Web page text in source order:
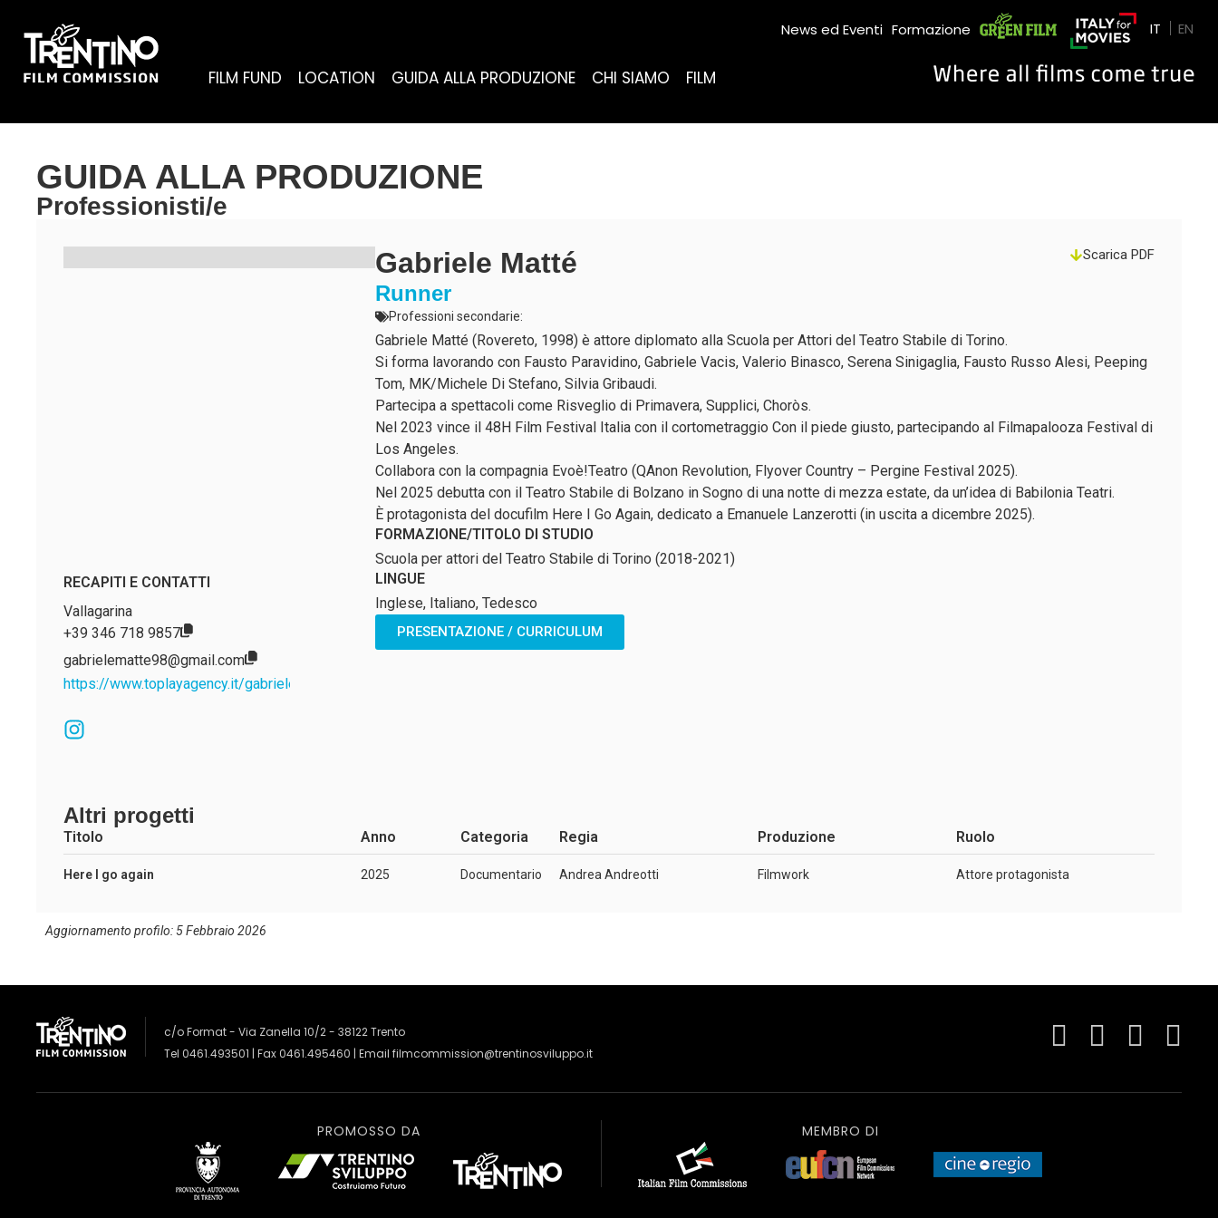
FILM FUND LOCATION GUIDA ALLA PRODUZIONE CHI SIAMO FILM
News ed Eventi Formazione Green Film IT EN
GUIDA ALLA PRODUZIONE
Professionisti/e
Scarica PDF
RECAPITI E CONTATTI
Vallagarina
+39 346 718 9857
gabrielematte98@gmail.com
https://www.toplayagency.it/gabriele-matte-
Gabriele Matté
Runner
Professioni secondarie:
Gabriele Matté (Rovereto, 1998) è attore diplomato alla Scuola per Attori del Teatro Stabile di Torino.
Si forma lavorando con Fausto Paravidino, Gabriele Vacis, Valerio Binasco, Serena Sinigaglia, Fausto Russo Alesi, Peeping
Tom, MK/Michele Di Stefano, Silvia Gribaudi.
Partecipa a spettacoli come Risveglio di Primavera, Supplici, Choròs.
Nel 2023 vince il 48H Film Festival Italia con il cortometraggio Con il piede giusto, partecipando al Filmapalooza Festival di
Los Angeles.
Collabora con la compagnia Evoè!Teatro (QAnon Revolution, Flyover Country – Pergine Festival 2025).
Nel 2025 debutta con il Teatro Stabile di Bolzano in Sogno di una notte di mezza estate, da un’idea di Babilonia Teatri.
È protagonista del docufilm Here I Go Again, dedicato a Emanuele Lanzerotti (in uscita a dicembre 2025).
FORMAZIONE/TITOLO DI STUDIO
Scuola per attori del Teatro Stabile di Torino (2018-2021)
LINGUE
Inglese, Italiano, Tedesco
PRESENTAZIONE / CURRICULUM
Altri progetti
Titolo Anno Categoria Regia Produzione Ruolo
Here I go again 2025 Documentario Andrea Andreotti Filmwork Attore protagonista
Aggiornamento profilo: 5 Febbraio 2026
c/o Format - Via Zanella 10/2 - 38122 Trento
Tel 0461.493501 | Fax 0461.495460 | Email filmcommission@trentinosviluppo.it
PROMOSSO DA MEMBRO DI